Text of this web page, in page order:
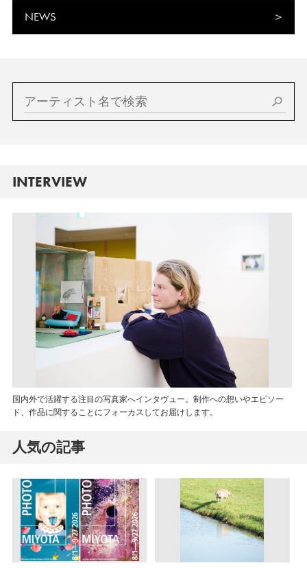
NEWS
INTERVIEW
国内外で活躍する注目の写真家へインタヴュー。制作への想いやエピソー
ド、作品に関することにフォーカスしてお届けします。
人気の記事